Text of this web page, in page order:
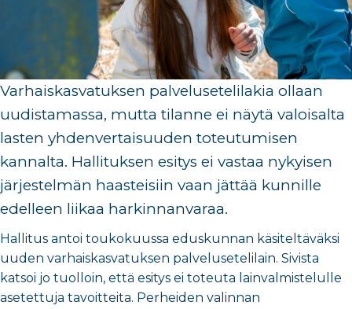
Varhaiskasvatuksen palvelusetelilakia ollaan
uudistamassa, mutta tilanne ei näytä valoisalta
lasten yhdenvertaisuuden toteutumisen
kannalta. Hallituksen esitys ei vastaa nykyisen
järjestelmän haasteisiin vaan jättää kunnille
edelleen liikaa harkinnanvaraa.
Hallitus antoi toukokuussa eduskunnan käsiteltäväksi
uuden varhaiskasvatuksen palvelusetelilain. Sivista
katsoi jo tuolloin, että esitys ei toteuta lainvalmistelulle
asetettuja tavoitteita. Perheiden valinnan